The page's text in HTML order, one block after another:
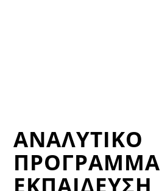
ΑΝΑΛΥΤΙΚΌ
ΠΡΌΓΡΑΜΜΑ
ΕΚΠΑΙΔΕΥΣΗ